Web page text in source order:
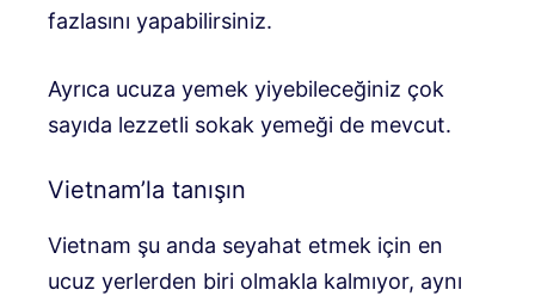
fazlasını yapabilirsiniz.
Ayrıca ucuza yemek yiyebileceğiniz çok
sayıda lezzetli sokak yemeği de mevcut.
Vietnam’la tanışın
Vietnam şu anda seyahat etmek için en
ucuz yerlerden biri olmakla kalmıyor, aynı